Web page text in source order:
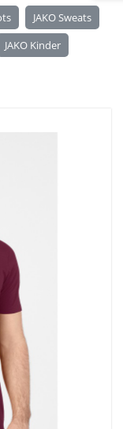
JAKO Sweats
JAKO Kinder